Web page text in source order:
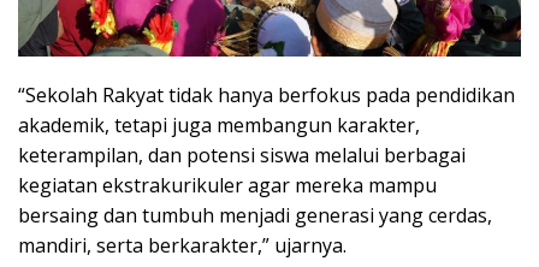
“Sekolah Rakyat tidak hanya berfokus pada pendidikan
akademik, tetapi juga membangun karakter,
keterampilan, dan potensi siswa melalui berbagai
kegiatan ekstrakurikuler agar mereka mampu
bersaing dan tumbuh menjadi generasi yang cerdas,
mandiri, serta berkarakter,” ujarnya.